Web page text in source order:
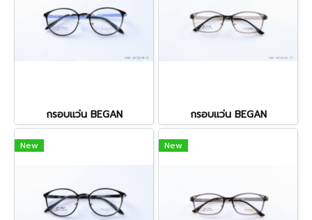
กรอบแว่น BEGAN กรอบแว่น BEGAN
New New